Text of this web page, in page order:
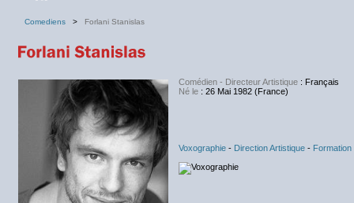
Comediens > Forlani Stanislas
Comédien - Directeur Artistique : Français
Né le : 26 Mai 1982 (France)
Voxographie - Direction Artistique - Formation